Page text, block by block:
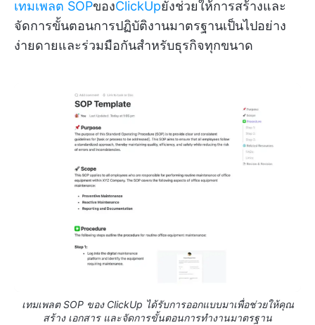
เทมเพลต SOPของClickUpยังช่วยให้การสร้างและ
จัดการขั้นตอนการปฏิบัติงานมาตรฐานเป็นไปอย่าง
ง่ายดายและร่วมมือกันสำหรับธุรกิจทุกขนาด
เทมเพลต SOP ของ ClickUp ได้รับการออกแบบมาเพื่อช่วยให้คุณ
สร้าง เอกสาร และจัดการขั้นตอนการทำงานมาตรฐาน